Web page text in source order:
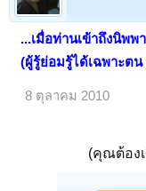
...เมื่อท่านเข้าถึงนิพพ
(ผู้รู้ย่อมรู้ได้เฉพาะตน
8 ตุลาคม 2010
(คุณต้อง